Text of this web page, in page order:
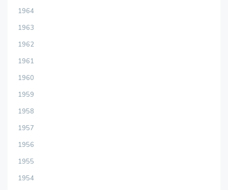
1964
1963
1962
1961
1960
1959
1958
1957
1956
1955
1954